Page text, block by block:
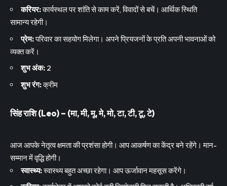
करियर:कार्यस्थल पर शांति से काम करें, विवादों से बचें। आर्थिक स्थिति
सामान्य रहेगी।
प्रेम:परिवार का सहयोग मिलेगा। अपने प्रियजनों के प्रति अपनी भावनाओं को
व्यक्त करें।
शुभ अंक: 2
शुभ रंग:क्रीम
सिंह राशि (Leo) – (मा, मी, मू, मे, मो, टा, टी, टू, टे)
आज आपके नेतृत्व क्षमता की प्रशंसा होगी। आप आकर्षण का केंद्र बने रहेंगे। मान-
सम्मान में वृद्धि होगी।
स्वास्थ्य:स्वास्थ्य बहुत अच्छा रहेगा। आप ऊर्जावान महसूस करेंगे।